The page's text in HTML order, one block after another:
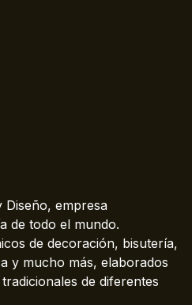
Diseño, empresa
de todo el mundo.
de decoración, bisutería,
y mucho más, elaborados
de diferentes